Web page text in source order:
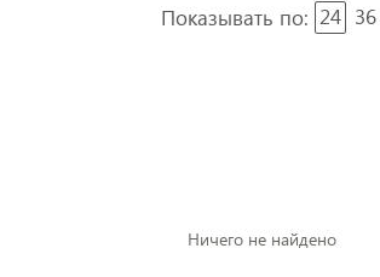
Показывать по: 24 36
Ничего не найдено